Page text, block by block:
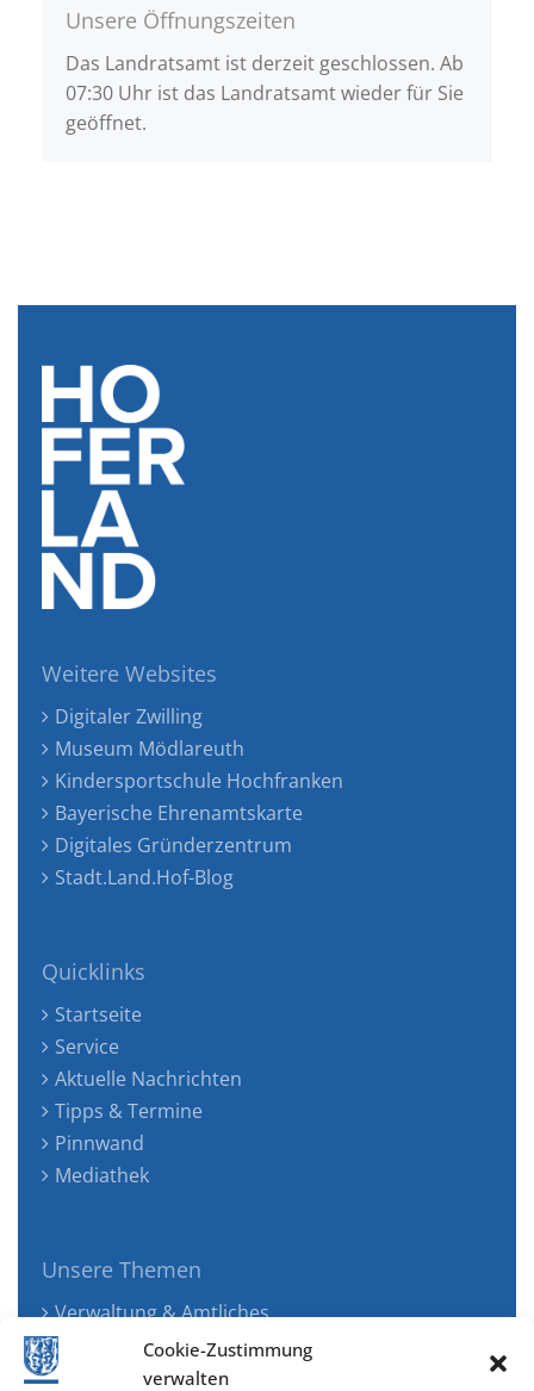
Cookie-Zustimmung
verwalten
Unsere Öffnungszeiten
Das Landratsamt ist derzeit geschlossen. Ab
07:30 Uhr ist das Landratsamt wieder für Sie
geöffnet.
Weitere Websites
Digitaler Zwilling
Museum Mödlareuth
Kindersportschule Hochfranken
Bayerische Ehrenamtskarte
Digitales Gründerzentrum
Stadt.Land.Hof-Blog
Quicklinks
Startseite
Service
Aktuelle Nachrichten
Tipps & Termine
Pinnwand
Mediathek
Unsere Themen
Verwaltung & Amtliches
Jugend, Familie & Gesundheit
Tourismus, Freizeit & Ökologie